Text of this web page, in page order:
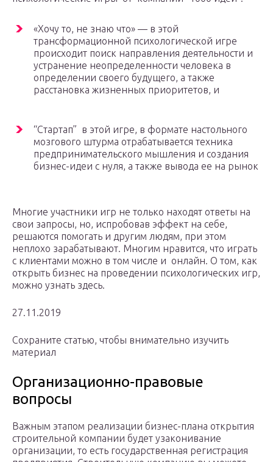
«Хочу то, не знаю что» — в этой
трансформационной психологической игре
происходит поиск направления деятельности и
устранение неопределенности человека в
определении своего будущего, а также
расстановка жизненных приоритетов, и
“Стартап” в этой игре, в формате настольного
мозгового штурма отрабатывается техника
предпринимательского мышления и создания
бизнес-идеи с нуля, а также вывода ее на рынок
Многие участники игр не только находят ответы на
свои запросы, но, испробовав эффект на себе,
решаются помогать и другим людям, при этом
неплохо зарабатывают. Многим нравится, что играть
с клиентами можно в том числе и онлайн. О том, как
открыть бизнес на проведении психологических игр,
можно узнать здесь.
27.11.2019
Сохраните статью, чтобы внимательно изучить
материал
Организационно-правовые
вопросы
Важным этапом реализации бизнес-плана открытия
строительной компании будет узаконивание
организации, то есть государственная регистрация